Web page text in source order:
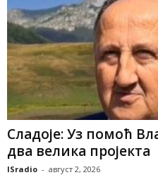
Сладоје: Уз помоћ
два велика пројекта
ISradio - август 2, 2026